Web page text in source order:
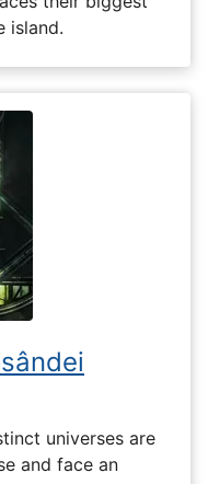
island.
universes are
and face an